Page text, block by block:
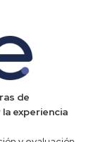
de
experiencia